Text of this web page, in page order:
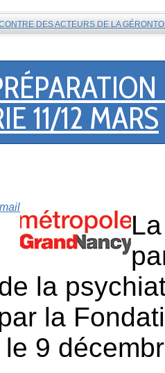
DES ACTEURS DE LA
11/12 MARS
la
la
9